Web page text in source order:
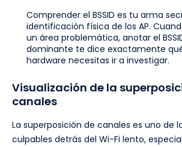
Comprender el BSSID es tu arma
identificación física de los AP.
un área problemática, anotar el
dominante te dice exactamente
hardware necesitas ir a investigar.
Visualización de la
canales
La superposición de canales es uno de
culpables detrás del Wi-Fi lento,